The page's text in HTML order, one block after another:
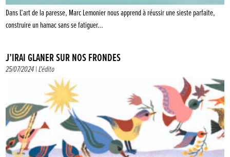
Dans L’art de la paresse, Marc Lemonier nous apprend à réussir une sieste parfaite,
construire un hamac sans se fatiguer…
J’IRAI GLANER SUR NOS FRONDES
25/07/2024 |L'édito